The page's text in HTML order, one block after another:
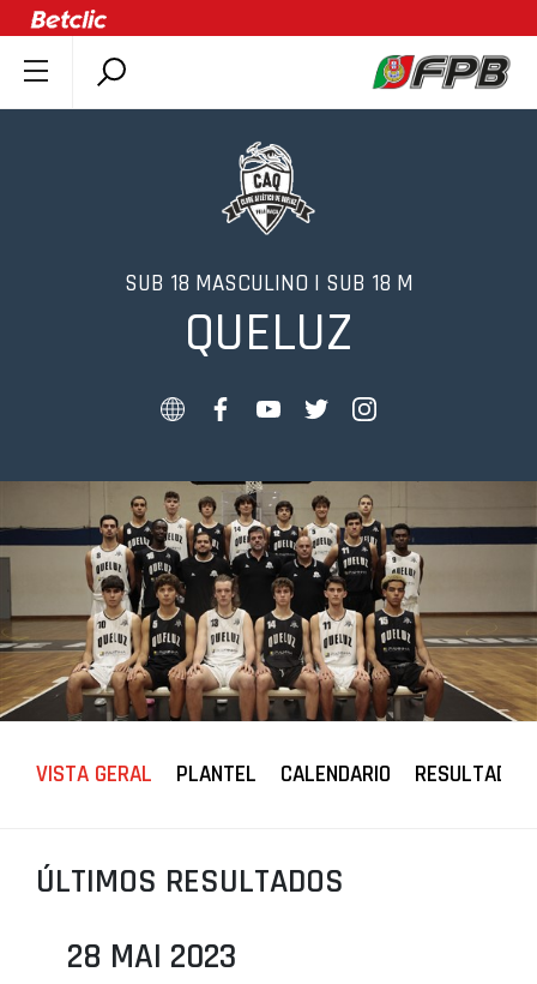
SOBRE A FPB
ASSOCIAÇÕES
MINIBASQUETE
ÁREA TÉCNICA
PROJETOS
LIGA BETCLIC MASCULINA
LIGA BETCLIC FEMININA
SUB 18 MASCULINO | SUB 18 M
QUELUZ
VISTA GERAL PLANTEL CALENDARIO RESULTADOS
ÚLTIMOS RESULTADOS
28 MAI 2023